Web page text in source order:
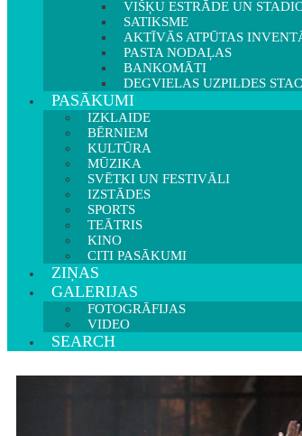
VIŠĶU ESTRĀDE UN
SATIKSME
AKTĪVĀS ATPŪTAS
PASTA NODAĻAS
BANKOMĀTI
DEGVIELAS UZPILDES
PASĀKUMI
IZKLAIDE
BĒRNIEM
KULTŪRA
MŪZIKA
SVĒTKI UN FESTIVĀLI
IZSTĀDES
SPORTS
TEĀTRIS
KINO
CITI PASĀKUMI
ZIŅAS
GALERIJAS
FOTOGRĀFIJAS
VIDEO
SEARCH